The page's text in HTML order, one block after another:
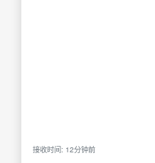
接收时间: 12分钟前